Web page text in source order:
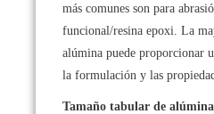
más comunes son para
funcional/resina epoxi. La
alúmina puede proporcionar
la formulación y las
Tamaño tabular de